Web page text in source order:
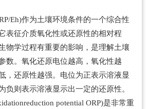
Eh)作为土壤环境条件的一个综合性
表征介质氧化性或还原性的相对程
物学过程有重要的影响，是理解土壤
数。氧化还原电位越高，氧化性越
，还原性越强。电位为正表示溶液显
负则表示溶液显示出一定的还原性。
potential ORP)是非常重